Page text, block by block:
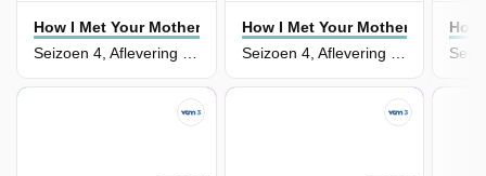
How I Met Your Mother
Seizoen 4, Aflevering 19 - Murtaugh
How I Met Your Mother
Seizoen 4, Aflevering 20 - Mosbius Designs
How